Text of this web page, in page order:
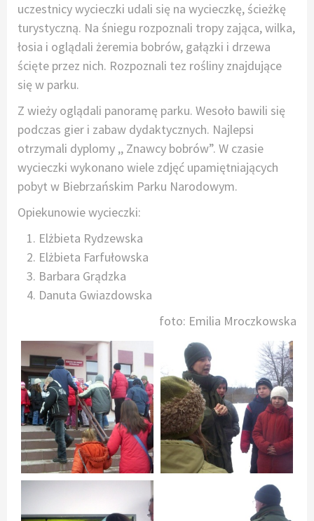
uczestnicy wycieczki udali się na wycieczkę, ścieżkę
turystyczną. Na śniegu rozpoznali tropy zająca, wilka,
łosia i oglądali żeremia bobrów, gałązki i drzewa
ścięte przez nich. Rozpoznali tez rośliny znajdujące
się w parku.
Z wieży oglądali panoramę parku. Wesoło bawili się
podczas gier i zabaw dydaktycznych. Najlepsi
otrzymali dyplomy ,, Znawcy bobrów”. W czasie
wycieczki wykonano wiele zdjęć upamiętniających
pobyt w Biebrzańskim Parku Narodowym.
Opiekunowie wycieczki:
Elżbieta Rydzewska
Elżbieta Farfułowska
Barbara Grądzka
Danuta Gwiazdowska
foto: Emilia Mroczkowska